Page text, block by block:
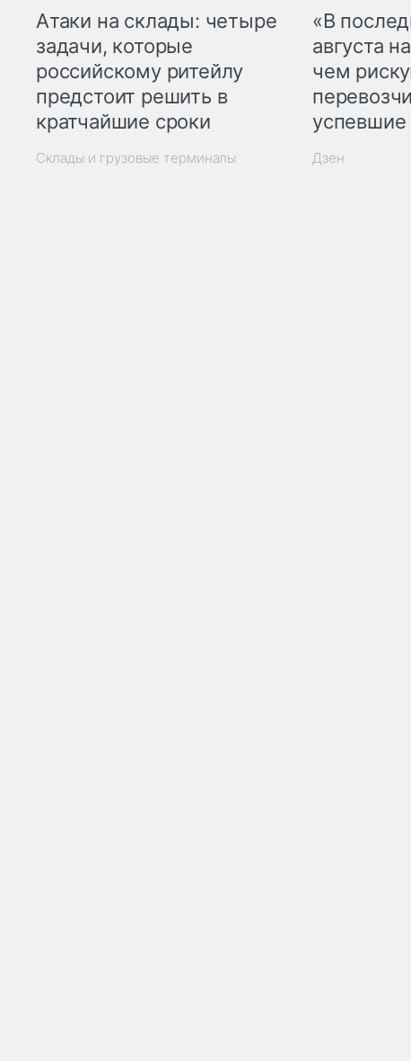
Атаки на склады: четыре
задачи, которые
российскому ритейлу
предстоит решить в
кратчайшие сроки
Склады и грузовые терминалы
«В
августа
чем
успевшие
Дзен